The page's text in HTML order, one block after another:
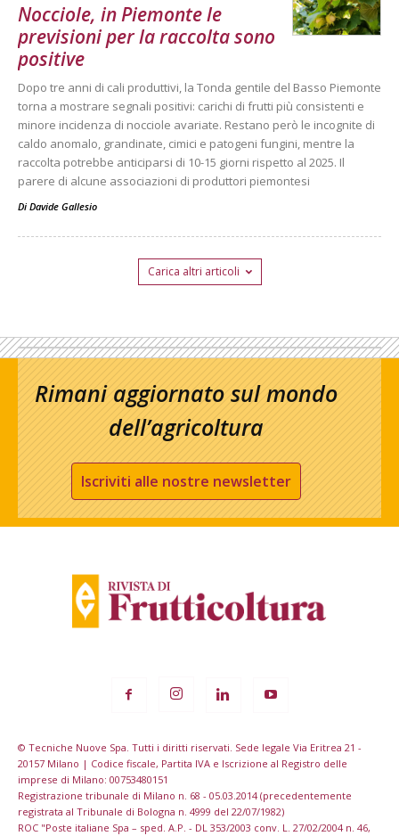
Nocciole, in Piemonte le
previsioni per la raccolta sono
positive
Dopo tre anni di cali produttivi, la Tonda gentile del Basso Piemonte
torna a mostrare segnali positivi: carichi di frutti più consistenti e
minore incidenza di nocciole avariate. Restano però le incognite di
caldo anomalo, grandinate, cimici e patogeni fungini, mentre la
raccolta potrebbe anticiparsi di 10-15 giorni rispetto al 2025. Il
parere di alcune associazioni di produttori piemontesi
Di Davide Gallesio
Carica altri articoli
Rimani aggiornato sul mondo
dell’agricoltura
Iscriviti alle nostre newsletter
© Tecniche Nuove Spa. Tutti i diritti riservati. Sede legale Via Eritrea 21 -
20157 Milano | Codice fiscale, Partita IVA e Iscrizione al Registro delle
imprese di Milano: 00753480151
Registrazione tribunale di Milano n. 68 - 05.03.2014 (precedentemente
registrata al Tribunale di Bologna n. 4999 del 22/07/1982)
ROC "Poste italiane Spa – sped. A.P. - DL 353/2003 conv. L. 27/02/2004 n. 46,